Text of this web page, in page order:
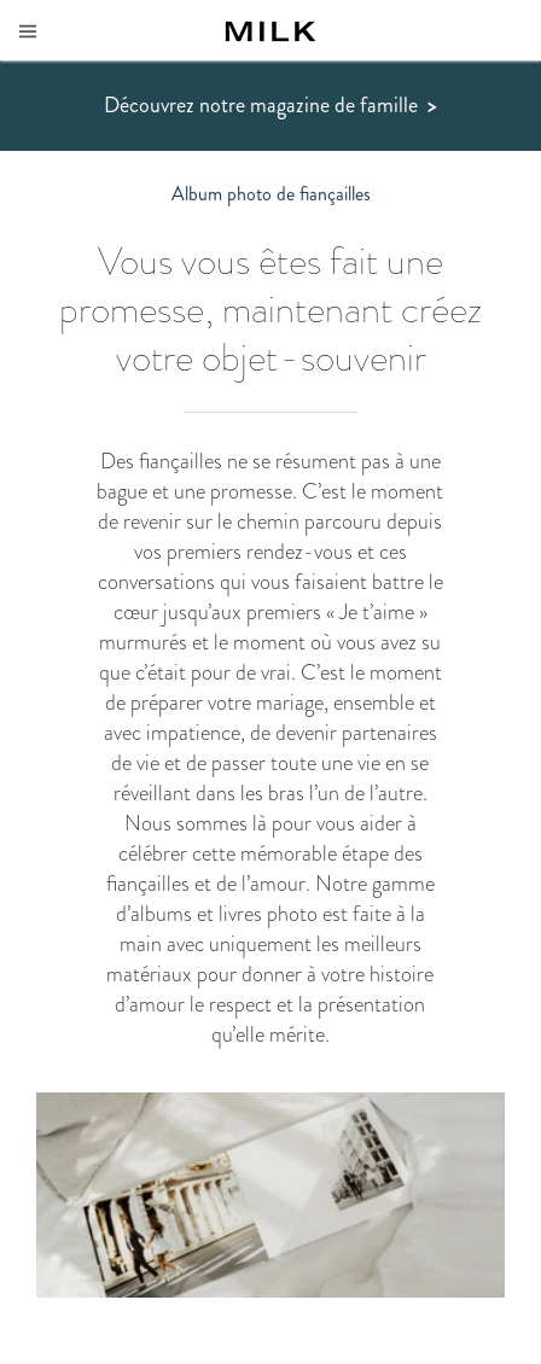
Découvrez notre magazine de famille >
Album photo de fiançailles
Vous vous êtes fait une
promesse, maintenant créez
votre objet-souvenir
Des fiançailles ne se résument pas à une
bague et une promesse. C’est le moment
de revenir sur le chemin parcouru depuis
vos premiers rendez-vous et ces
conversations qui vous faisaient battre le
cœur jusqu’aux premiers « Je t’aime »
murmurés et le moment où vous avez su
que c’était pour de vrai. C’est le moment
de préparer votre mariage, ensemble et
avec impatience, de devenir partenaires
de vie et de passer toute une vie en se
réveillant dans les bras l’un de l’autre.
Nous sommes là pour vous aider à
célébrer cette mémorable étape des
fiançailles et de l’amour. Notre gamme
d’albums et livres photo est faite à la
main avec uniquement les meilleurs
matériaux pour donner à votre histoire
d’amour le respect et la présentation
qu’elle mérite.